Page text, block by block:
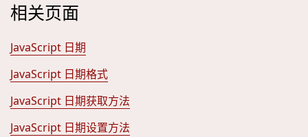
相关页面
JavaScript 日期
JavaScript 日期格式
JavaScript 日期获取方法
JavaScript 日期设置方法